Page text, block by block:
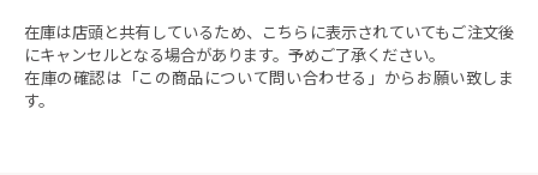
在庫は店頭と共有しているため、こちらに表示されていてもご注文後
にキャンセルとなる場合があります。予めご了承ください。
在庫の確認は「この商品について問い合わせる」からお願い致しま
す。